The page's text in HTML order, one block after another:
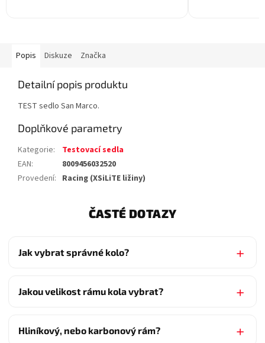
Popis Diskuze Značka
Detailní popis produktu
TEST sedlo San Marco.
Doplňkové parametry
Kategorie:
Testovací sedla
EAN:
8009456032520
Provedení: Racing (XSiLiTE ližiny)
ČASTÉ DOTAZY
Jak vybrat správné kolo?
Jakou velikost rámu kola vybrat?
Hliníkový, nebo karbonový rám?